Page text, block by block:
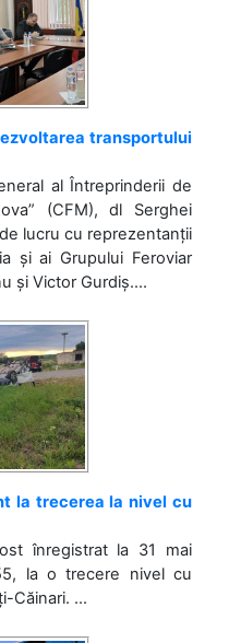
transportului
al Întreprinderii de
(CFM), dl Serghei
lucru cu reprezentanții
și ai Grupului Feroviar
și Victor Gurdiș....
la trecerea la nivel cu
înregistrat la 31 mai
la o trecere nivel cu
Căinari. ...